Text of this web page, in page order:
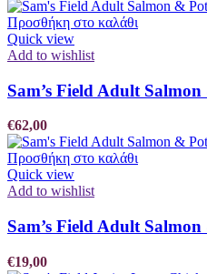
Προσθήκη στο καλάθι
Quick view
Add to wishlist
Sam’s Field Adult
€62,00
Προσθήκη στο καλάθι
Quick view
Add to wishlist
Sam’s Field Adult
€19,00